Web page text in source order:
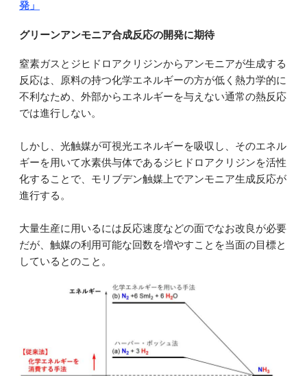
発」
グリーンアンモニア合成反応の開発に期待
窒素ガスとジヒドロアクリジンからアンモニアが生成する
反応は、原料の持つ化学エネルギーの方が低く熱力学的に
不利なため、外部からエネルギーを与えない通常の熱反応
では進行しない。
しかし、光触媒が可視光エネルギーを吸収し、そのエネル
ギーを用いて水素供与体であるジヒドロアクリジンを活性
化することで、モリブデン触媒上でアンモニア生成反応が
進行する。
大量生産に用いるには反応速度などの面でなお改良が必要
だが、触媒の利用可能な回数を増やすことを当面の目標と
しているとのこと。